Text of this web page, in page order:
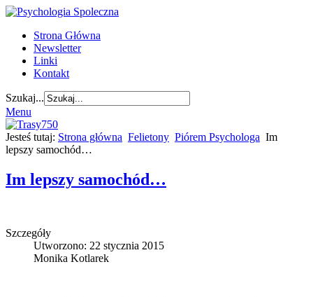
Strona Główna
Newsletter
Linki
Kontakt
Szukaj...
Menu
Jesteś tutaj: Strona główna Felietony Piórem Psychologa Im
lepszy samochód…
Im lepszy samochód…
Szczegóły
Utworzono: 22 stycznia 2015
Monika Kotlarek